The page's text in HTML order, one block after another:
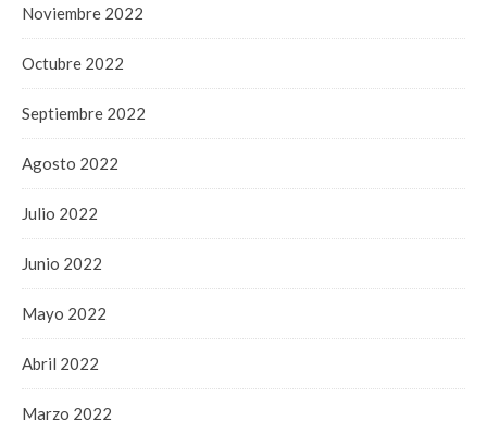
Noviembre 2022
Octubre 2022
Septiembre 2022
Agosto 2022
Julio 2022
Junio 2022
Mayo 2022
Abril 2022
Marzo 2022